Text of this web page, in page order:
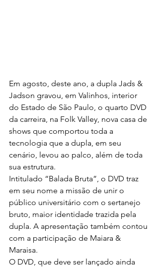
Em agosto, deste ano, a dupla Jads &
Jadson gravou, em Valinhos, interior
do Estado de São Paulo, o quarto DVD
da carreira, na Folk Valley, nova casa de
shows que comportou toda a
tecnologia que a dupla, em seu
cenário, levou ao palco, além de toda
sua estrutura.
Intitulado “Balada Bruta”, o DVD traz
em seu nome a missão de unir o
público universitário com o sertanejo
bruto, maior identidade trazida pela
dupla. A apresentação também contou
com a participação de Maiara &
Maraisa.
O DVD, que deve ser lançado ainda